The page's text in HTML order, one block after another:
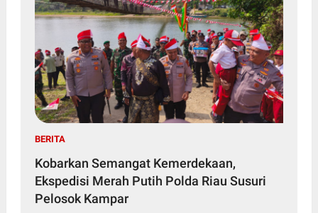
BERITA
Kobarkan Semangat Kemerdekaan,
Ekspedisi Merah Putih Polda Riau Susuri
Pelosok Kampar